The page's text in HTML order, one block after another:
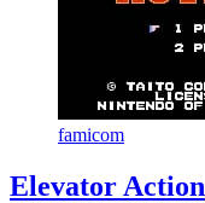
famicom
Elevator Action